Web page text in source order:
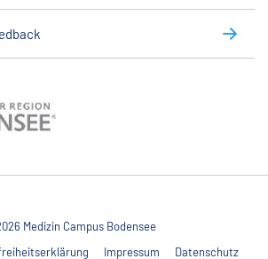
Medizin Campus Bodensee
Impressum Datenschutz